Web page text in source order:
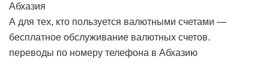
Абхазия
А для тех, кто пользуется валютными счетами —
бесплатное обслуживание валютных счетов.
переводы по номеру телефона в Абхазию